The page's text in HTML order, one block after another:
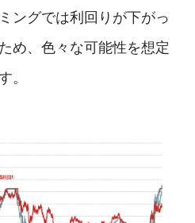
ングでは利回りが下がっ
め、色々な可能性を想定
。